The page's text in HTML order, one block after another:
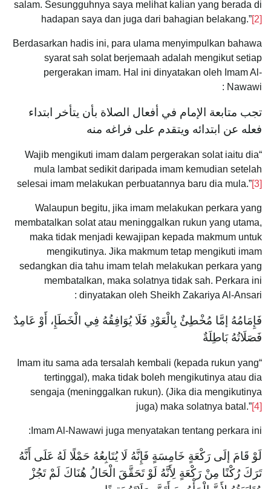
salam. Sesungguhnya saya melihat kalian yang berada di
hadapan saya dan juga dari bahagian belakang.”[2]
Berdasarkan hadis ini, para ulama menyimpulkan bahawa
syarat sah solat berjemaah adalah mengikut setiap
pergerakan imam. Hal ini dinyatakan oleh Imam Al-
Nawawi :
‌تجب ‌متابعة ‌الإمام في أفعال الصلاة بأن يتأخر ابتداء
فعله عن ابتدائه ويتقدم على فراغه منه
“Wajib mengikuti imam dalam pergerakan solat iaitu dia
mula lambat sedikit daripada imam kemudian setelah
selesai imam melakukan perbuatannya baru dia mula.”[3]
Walaupun begitu, jika imam melakukan perkara yang
membatalkan solat atau meninggalkan rukun yang utama,
maka tidak menjadi kewajipan kepada makmum untuk
mengikutinya. Jika makmum tetap mengikuti imam
sedangkan dia tahu imam telah melakukan perkara yang
membatalkan, maka solatnya tidak sah. Perkara ini
dinyatakan oleh Sheikh Zakariya Al-Ansari :
فَإِمَامُهُ إمَّا مُخْطِئٌ بِالْعَوْدِ فَلَا يُوَافِقُهُ فِي الْخَطَإِ، أَوْ عَامِدٌ
فَصَلَاتُهُ بَاطِلَةٌ
“Imam itu sama ada tersalah kembali (kepada rukun yang
tertinggal), maka tidak boleh mengikutinya atau dia
sengaja (meninggalkan rukun). (Jika dia mengikutinya
juga) maka solatnya batal.”[4]
Imam Al-Nawawi juga menyatakan tentang perkara ini:
لَوْ قَامَ إلَى رَكْعَةٍ خَامِسَةٍ فَإِنَّهُ لَا يُتَابِعُهُ حَمْلًا لَهُ عَلَى أَنَّهُ
تَرَكَ رُكْنًا مِنْ رَكْعَةٍ لِأَنَّهُ لَوْ تَحَقَّقَ الْحَالُ هُنَاكَ لَمْ تَجُزْ